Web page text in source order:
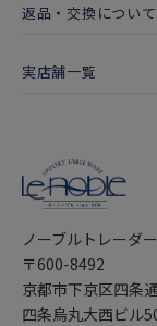
返品・交換について
実店舗一覧
ノーブルトレーダ
〒600-8492
京都市下京区四条
四条烏丸大西ビル